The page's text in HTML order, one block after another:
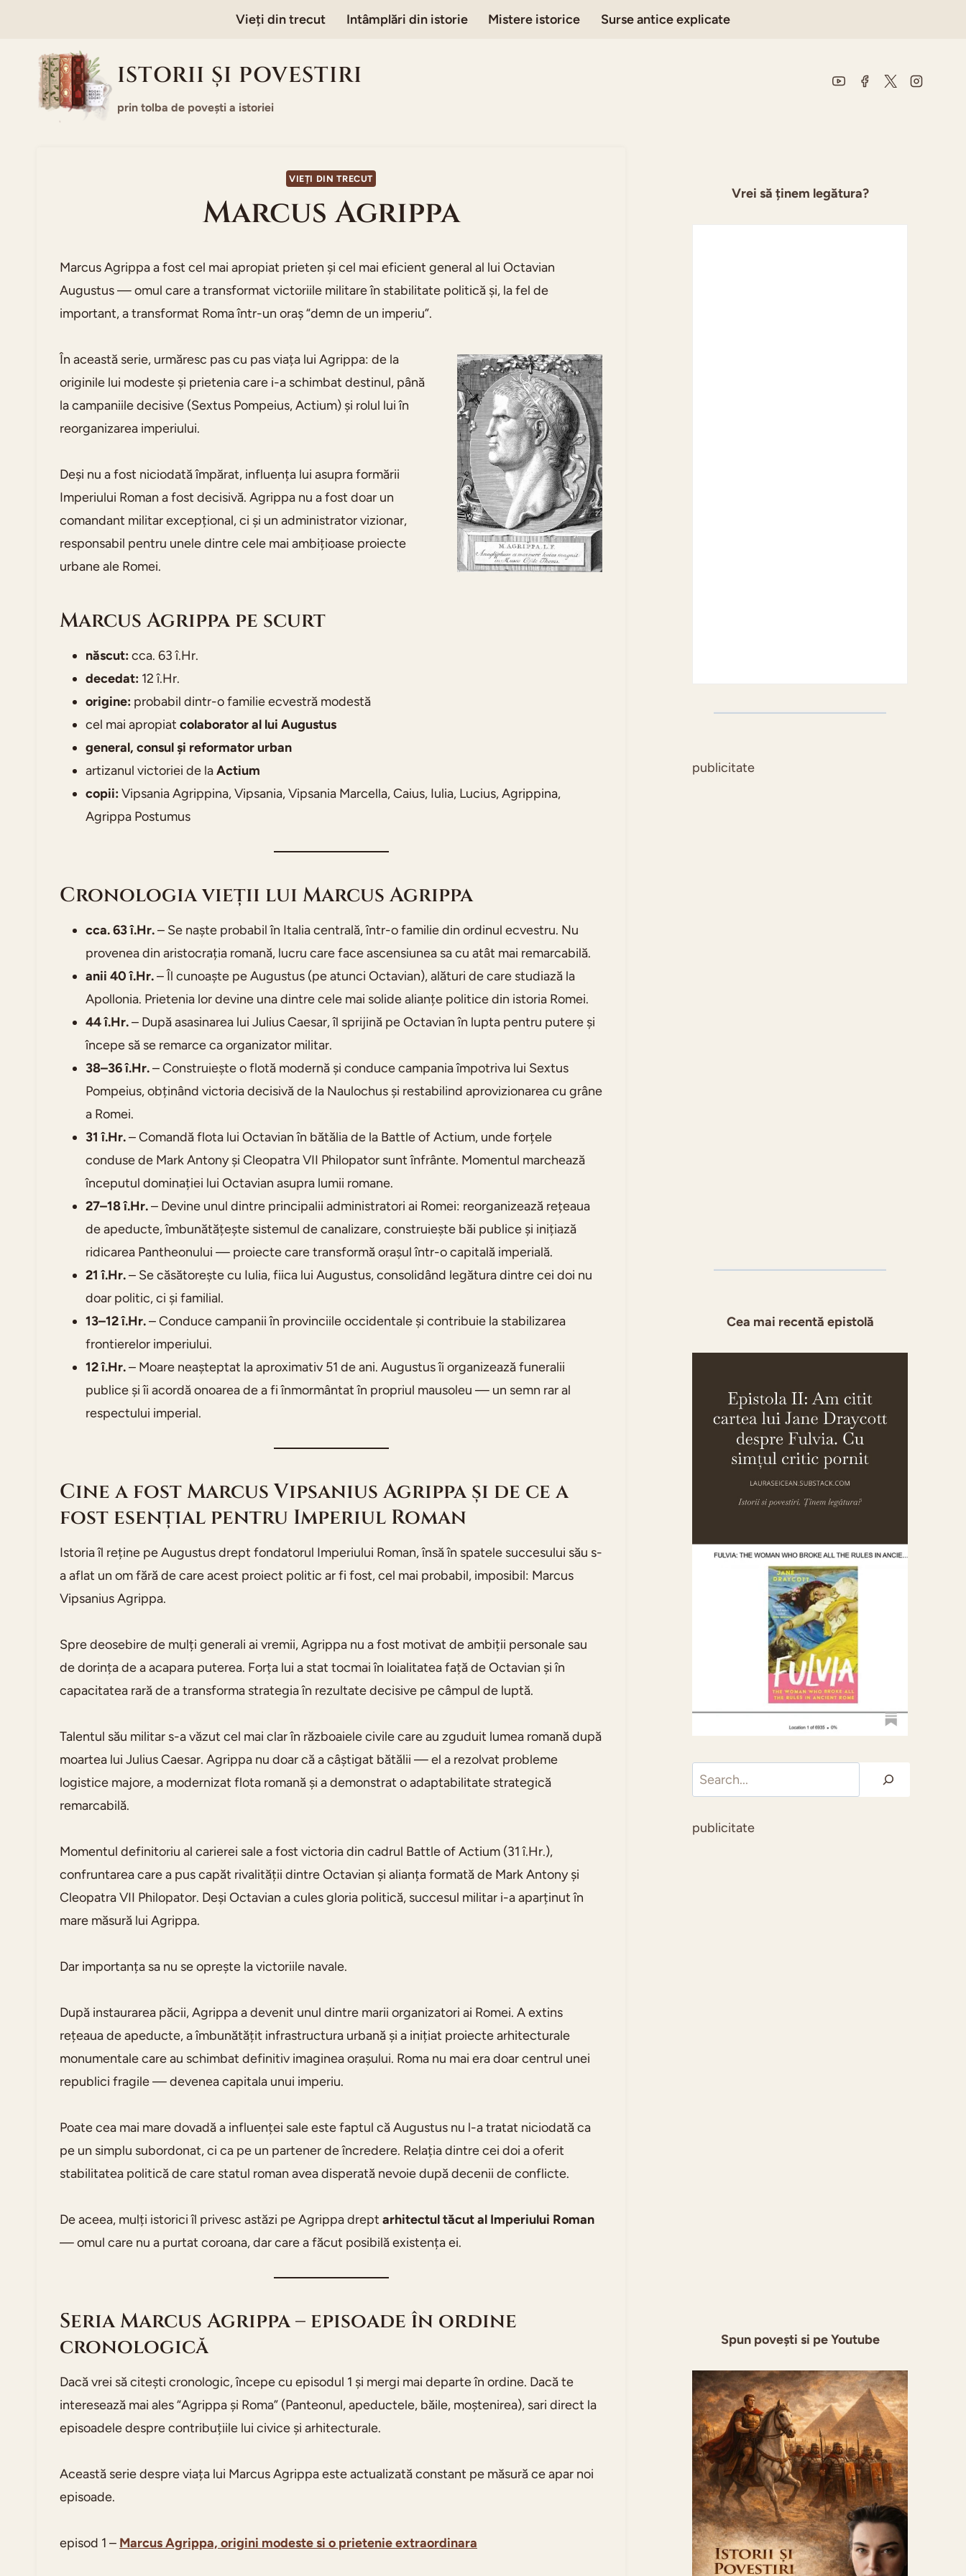
content
Vieți din trecut Intâmplări din istorie Mistere istorice Surse antice explicate
ISTORII ȘI POVESTIRI
prin tolba de povești a istoriei
VIEȚI DIN TRECUT
Marcus Agrippa
Marcus Agrippa a fost cel mai apropiat prieten și cel mai eficient general al lui Octavian
Augustus — omul care a transformat victoriile militare în stabilitate politică și, la fel de
important, a transformat Roma într-un oraș “demn de un imperiu”.
În această serie, urmăresc pas cu pas viața lui Agrippa: de la
originile lui modeste și prietenia care i-a schimbat destinul, până
la campaniile decisive (Sextus Pompeius, Actium) și rolul lui în
reorganizarea imperiului.
Deși nu a fost niciodată împărat, influența lui asupra formării
Imperiului Roman a fost decisivă. Agrippa nu a fost doar un
comandant militar excepțional, ci și un administrator vizionar,
responsabil pentru unele dintre cele mai ambițioase proiecte
urbane ale Romei.
Marcus Agrippa pe scurt
născut: cca. 63 î.Hr.
decedat: 12 î.Hr.
origine: probabil dintr-o familie ecvestră modestă
cel mai apropiat colaborator al lui Augustus
general, consul și reformator urban
artizanul victoriei de laActium
copii: Vipsania Agrippina, Vipsania, Vipsania Marcella, Caius, Iulia, Lucius, Agrippina,
Agrippa Postumus
Cronologia vieții lui Marcus Agrippa
cca. 63 î.Hr.– Se naște probabil în Italia centrală, într-o familie din ordinul ecvestru. Nu
provenea din aristocrația romană, lucru care face ascensiunea sa cu atât mai remarcabilă.
anii 40 î.Hr.– Îl cunoaște pe Augustus (pe atunci Octavian), alături de care studiază la
Apollonia. Prietenia lor devine una dintre cele mai solide alianțe politice din istoria Romei.
44 î.Hr.– După asasinarea lui Julius Caesar, îl sprijină pe Octavian în lupta pentru putere și
începe să se remarce ca organizator militar.
38–36 î.Hr.– Construiește o flotă modernă și conduce campania împotriva lui Sextus
Pompeius, obținând victoria decisivă de la Naulochus și restabilind aprovizionarea cu grâne
a Romei.
31 î.Hr.– Comandă flota lui Octavian în bătălia de la Battle of Actium, unde forțele
conduse de Mark Antony și Cleopatra VII Philopator sunt înfrânte. Momentul marchează
începutul dominației lui Octavian asupra lumii romane.
27–18 î.Hr.– Devine unul dintre principalii administratori ai Romei: reorganizează rețeaua
de apeducte, îmbunătățește sistemul de canalizare, construiește băi publice și inițiază
ridicarea Pantheonului — proiecte care transformă orașul într-o capitală imperială.
21 î.Hr.– Se căsătorește cu Iulia, fiica lui Augustus, consolidând legătura dintre cei doi nu
doar politic, ci și familial.
13–12 î.Hr.– Conduce campanii în provinciile occidentale și contribuie la stabilizarea
frontierelor imperiului.
12 î.Hr.– Moare neașteptat la aproximativ 51 de ani. Augustus îi organizează funeralii
publice și îi acordă onoarea de a fi înmormântat în propriul mausoleu — un semn rar al
respectului imperial.
Cine a fost Marcus Vipsanius Agrippa și de ce a
fost esențial pentru Imperiul Roman
Istoria îl reține pe Augustus drept fondatorul Imperiului Roman, însă în spatele succesului său s-
a aflat un om fără de care acest proiect politic ar fi fost, cel mai probabil, imposibil: Marcus
Vipsanius Agrippa.
Spre deosebire de mulți generali ai vremii, Agrippa nu a fost motivat de ambiții personale sau
de dorința de a acapara puterea. Forța lui a stat tocmai în loialitatea față de Octavian și în
capacitatea rară de a transforma strategia în rezultate decisive pe câmpul de luptă.
Talentul său militar s-a văzut cel mai clar în războaiele civile care au zguduit lumea romană după
moartea lui Julius Caesar. Agrippa nu doar că a câștigat bătălii — el a rezolvat probleme
logistice majore, a modernizat flota romană și a demonstrat o adaptabilitate strategică
remarcabilă.
Momentul definitoriu al carierei sale a fost victoria din cadrul Battle of Actium (31 î.Hr.),
confruntarea care a pus capăt rivalității dintre Octavian și alianța formată de Mark Antony și
Cleopatra VII Philopator. Deși Octavian a cules gloria politică, succesul militar i-a aparținut în
mare măsură lui Agrippa.
Dar importanța sa nu se oprește la victoriile navale.
După instaurarea păcii, Agrippa a devenit unul dintre marii organizatori ai Romei. A extins
rețeaua de apeducte, a îmbunătățit infrastructura urbană și a inițiat proiecte arhitecturale
monumentale care au schimbat definitiv imaginea orașului. Roma nu mai era doar centrul unei
republici fragile — devenea capitala unui imperiu.
Poate cea mai mare dovadă a influenței sale este faptul că Augustus nu l-a tratat niciodată ca
pe un simplu subordonat, ci ca pe un partener de încredere. Relația dintre cei doi a oferit
stabilitatea politică de care statul roman avea disperată nevoie după decenii de conflicte.
De aceea, mulți istorici îl privesc astăzi pe Agrippa drept arhitectul tăcut al Imperiului Roman
— omul care nu a purtat coroana, dar care a făcut posibilă existența ei.
Seria Marcus Agrippa – episoade în ordine
cronologică
Dacă vrei să citești cronologic, începe cu episodul 1 și mergi mai departe în ordine. Dacă te
interesează mai ales “Agrippa și Roma” (Panteonul, apeductele, băile, moștenirea), sari direct la
episoadele despre contribuțiile lui civice și arhitecturale.
Această serie despre viața lui Marcus Agrippa este actualizată constant pe măsură ce apar noi
episoade.
episod 1 – Marcus Agrippa, origini modeste si o prietenie extraordinara
Vrei să ținem legătura?
publicitate
Cea mai recentă epistolă
Caută
publicitate
Spun povești si pe Youtube